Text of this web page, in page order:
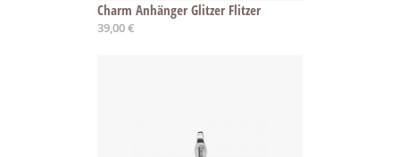
Charm Anhänger Glitzer Flitzer
39,00 €